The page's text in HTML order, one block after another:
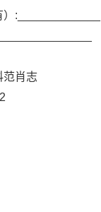
:_____________
范肖志